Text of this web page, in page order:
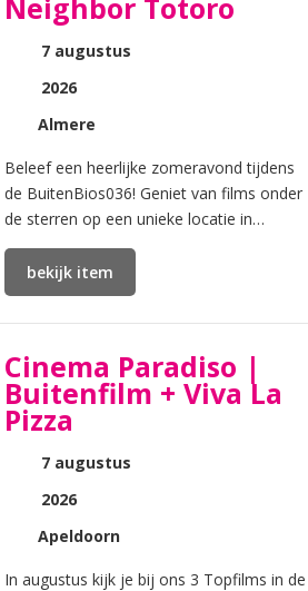
Neighbor Totoro
7 augustus
2026
Almere
Beleef een heerlijke zomeravond tijdens
de BuitenBios036! Geniet van films onder
de sterren op een unieke locatie in
Almere. De avond begint om 20.
bekijk item
Cinema Paradiso |
Buitenfilm + Viva La
Pizza
7 augustus
2026
Apeldoorn
In augustus kijk je bij ons 3 Topfilms in de